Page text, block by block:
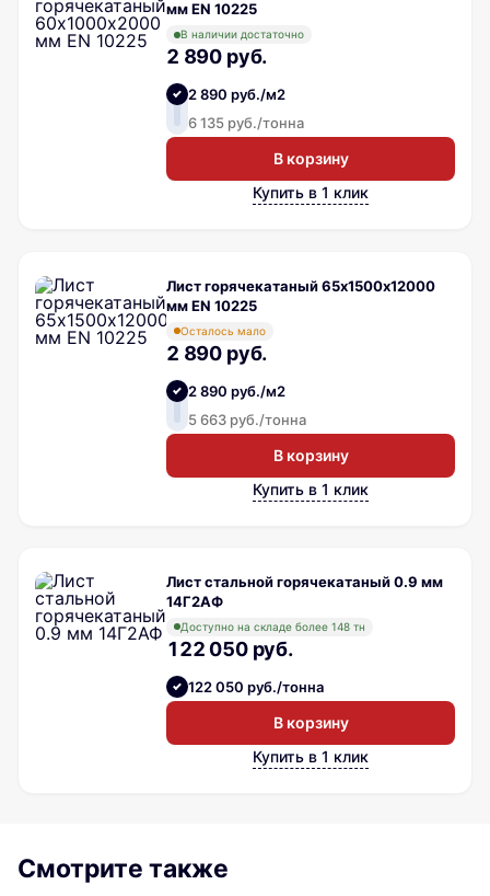
мм EN 10225
В наличии достаточно
2 890 руб.
2 890 руб./м2
6 135 руб./тонна
В корзину
Купить в 1 клик
Лист горячекатаный 65х1500х12000
мм EN 10225
Осталось мало
2 890 руб.
2 890 руб./м2
5 663 руб./тонна
В корзину
Купить в 1 клик
Лист стальной горячекатаный 0.9 мм
14Г2АФ
Доступно на складе более 148 тн
122 050 руб.
122 050 руб./тонна
В корзину
Купить в 1 клик
Смотрите также